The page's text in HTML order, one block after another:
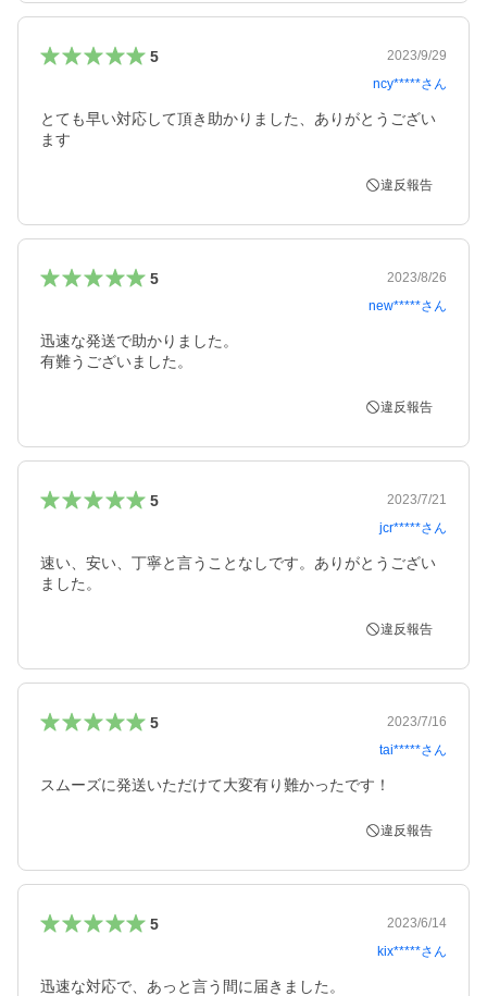
5
2023/9/29
ncy*****さん
とても早い対応して頂き助かりました、ありがとうござい
ます
違反報告
5
2023/8/26
new*****さん
迅速な発送で助かりました。
有難うございました。
違反報告
5
2023/7/21
jcr*****さん
速い、安い、丁寧と言うことなしです。ありがとうござい
ました。
違反報告
5
2023/7/16
tai*****さん
スムーズに発送いただけて大変有り難かったです！
違反報告
5
2023/6/14
kix*****さん
迅速な対応で、あっと言う間に届きました。